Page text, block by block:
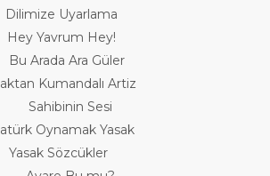
Dilimize Uyarlama
Hey Yavrum Hey!
Bu Arada Ara Güler
Kumandalı Artiz
Sahibinin Sesi
Oynamak Yasak
Yasak Sözcükler